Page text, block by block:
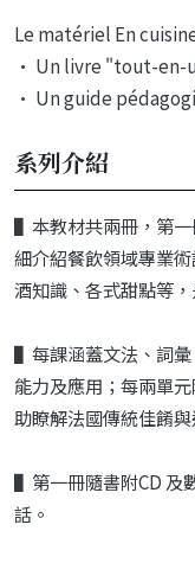
Le matériel En
• Un livre "tout-en-
• Un guide
系列介紹
▌本教材共兩冊，第一
細介紹餐飲領域專業
酒知識、各式甜點等
▌每課涵蓋文法、詞彙
能力及應用；每兩單
助瞭解法國傳統佳餚與
▌第一冊隨書附CD 及
話。